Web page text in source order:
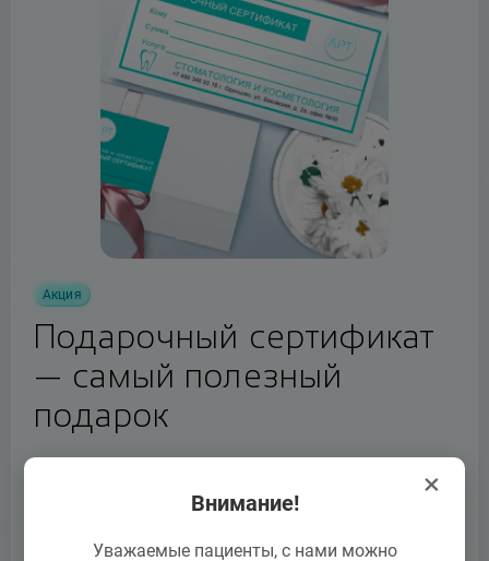
×
Внимание!
Уважаемые пациенты, с нами можно
Акция
Подарочный сертификат
— самый полезный
подарок
забота о своём теле и стремление к здоровой